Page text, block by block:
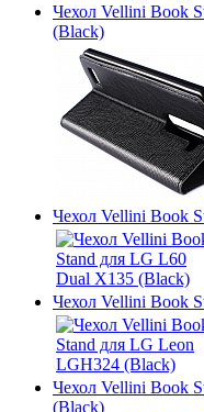
Чехол Vellini Book
(Black)
Чехол Vellini Book
Чехол Vellini Book
Чехол Vellini Book
(Black)